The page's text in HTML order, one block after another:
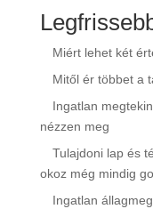
Miért lehet két
Mitől ér többet a
Ingatlan
nézzen meg
Tulajdoni lap és
okoz még mindig
Ingatlan